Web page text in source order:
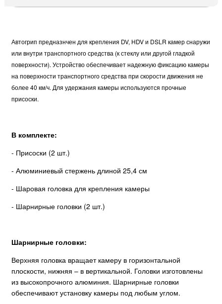
Автогрип предназнчен для крепления DV, HDV и DSLR камер снаружи
или внутри транспортного средства (к стеклу или другой гладкой
поверхности). Устройство обеспечивает надежную фиксацию камеры
на поверхности транспортного средства при скорости движения не
более 40 км/ч. Для удержания камеры используются прочные
присоски.
В комплекте:
- Присоски (2 шт.)
- Алюминиевый стержень длиной 25,4 см
- Шаровая головка для крепления камеры
- Шарнирные головки (2 шт.)
Шарнирные головки:
Верхняя головка вращает камеру в горизонтальной
плоскости, нижняя – в вертикальной. Головки изготовлены
из высокопрочного алюминия. Шарнирные головки
обеспечивают установку камеры под любым углом.